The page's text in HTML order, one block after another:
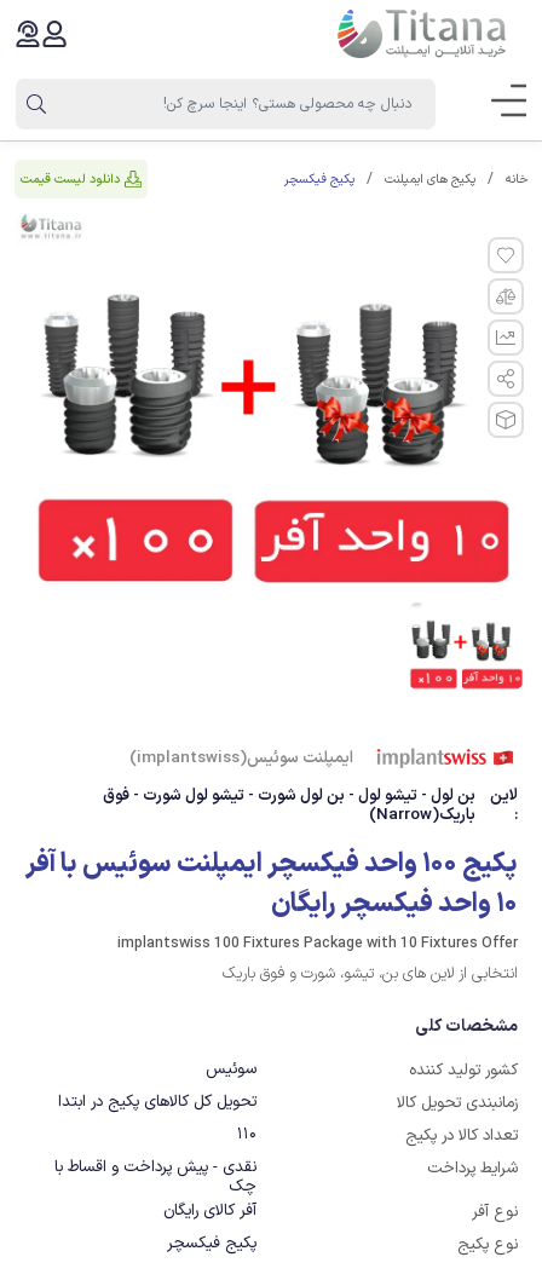
خانه پکیج های ایمپلنت پکیج فیکسچر دانلود لیست قیمت
ایمپلنت سوئیس(implantswiss)
لاین
:
بن لول - تیشو لول - بن لول شورت - تیشو لول شورت - فوق
باریک(Narrow)
پکیج 100 واحد فیکسچر ایمپلنت سوئیس با آفر
10 واحد فیکسچر رایگان
implantswiss 100 Fixtures Package with 10 Fixtures Offer
انتخابی از لاین های بن، تیشو، شورت و فوق باریک
مشخصات کلی
کشور تولید کننده
سوئیس
زمانبندی تحویل کالا
تحویل کل کالاهای پکیج در ابتدا
تعداد کالا در پکیج
110
شرایط پرداخت
نقدی - پیش پرداخت و اقساط با
چک
نوع آفر
آفر کالای رایگان
نوع پکیج
پکیج فیکسچر